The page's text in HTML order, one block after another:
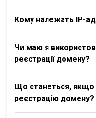
Кому належать IP-
Чи маю я
реєстрації домену?
Що станеться, якщо
реєстрацію домену?